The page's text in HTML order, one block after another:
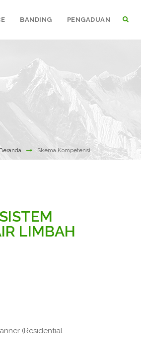
BANDING PENGADUAN
Beranda Skema Kompetensi
LIMBAH
(Residential